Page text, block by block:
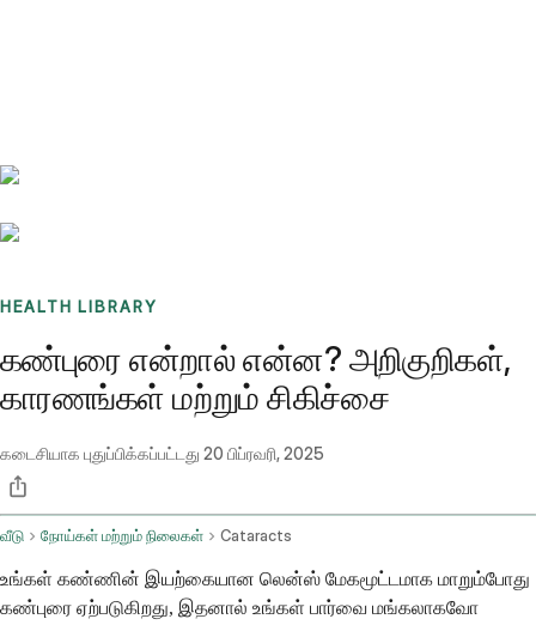
HEALTH LIBRARY
கண்புரை என்றால் என்ன? அறிகுறிகள்,
காரணங்கள் மற்றும் சிகிச்சை
கடைசியாக புதுப்பிக்கப்பட்டது 20 பிப்ரவரி, 2025
வீடு நோய்கள் மற்றும் நிலைகள் Cataracts
உங்கள் கண்ணின் இயற்கையான லென்ஸ் மேகமூட்டமாக மாறும்போது
கண்புரை ஏற்படுகிறது, இதனால் உங்கள் பார்வை மங்கலாகவோ